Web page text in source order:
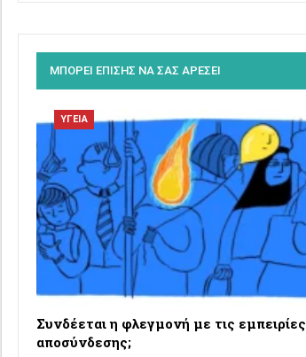
ΜΠΟΡΕΙ ΕΠΙΣΗΣ ΝΑ ΣΑΣ ΑΡΕΣΕΙ
ΥΓΕΙΑ
Συνδέεται η φλεγμονή με τις εμπειρίες
αποσύνδεσης;